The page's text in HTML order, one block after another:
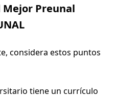
Mejor Preunal
considera estos puntos
tiene un currículo